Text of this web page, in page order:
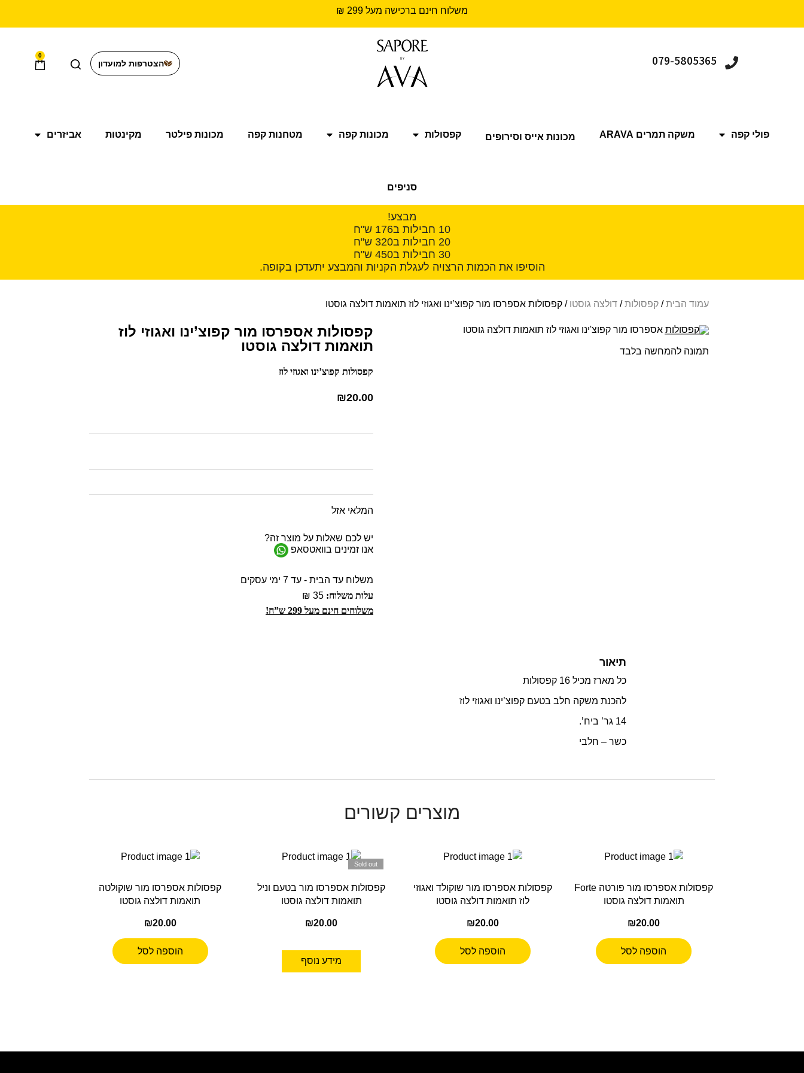
משלוח חינם ברכישה מעל 299 ₪
079-5805365 הצטרפות למועדון
0
פולי קפה משקה תמרים ARAVA מכונות אייס וסירופים קפסולות מכונות קפה מטחנות קפה מכונות פילטר מקינטות אביזרים
סניפים
מבצע!
10 חבילות ב176 ש"ח
20 חבילות ב320 ש"ח
30 חבילות ב450 ש"ח
הוסיפו את הכמות הרצויה לעגלת הקניות והמבצע יתעדכן בקופה.
עמוד הבית/ קפסולות/ דולצה גוסטו / קפסולות אספרסו מור קפוצ’ינו ואגוזי לוז תואמות דולצה גוסטו
תמונה להמחשה בלבד
קפסולות אספרסו מור קפוצ’ינו ואגוזי לוז
תואמות דולצה גוסטו
קפסולות קפוצ’ינו ואגוזי לוז
₪20.00
המלאי אזל
יש לכם שאלות על מוצר זה?
אנו זמינים בוואטסאפ
משלוח עד הבית - עד 7 ימי עסקים
עלות משלוח:
משלוחים חינם מעל 299 ש”ח!
תיאור
כל מארז מכיל 16 קפסולות
להכנת משקה חלב בטעם קפוצ’ינו ואגוזי לוז
14 גר’ ביח’.
כשר – חלבי
מוצרים קשורים
קפסולות אספרסו מור פורטה Forte
תואמות דולצה גוסטו
₪20.00
הוספה לסל
קפסולות אספרסו מור שוקולד ואגוזי
לוז תואמות דולצה גוסטו
₪20.00
הוספה לסל
Sold out
קפסולות אספרסו מור בטעם וניל
תואמות דולצה גוסטו
₪20.00
מידע נוסף
קפסולות אספרסו מור שוקולטה
תואמות דולצה גוסטו
₪20.00
הוספה לסל